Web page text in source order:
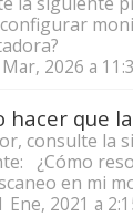
configurar
2026 a
consulte la
¿Cómo
en mi
Ene, 2021 a